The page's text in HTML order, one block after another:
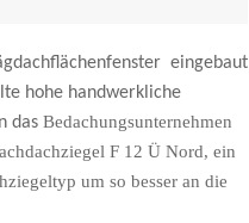
eingebaut
hohe handwerkliche
das Bedachungsunternehmen
F 12 Ü Nord, ein
um so besser an die